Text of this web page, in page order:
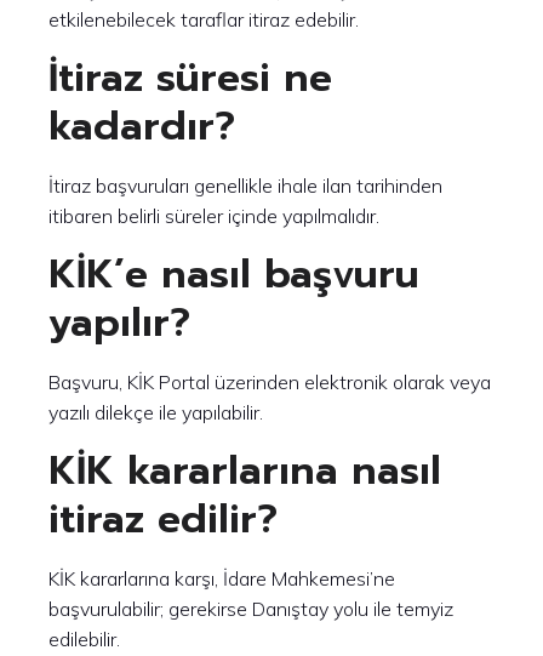
etkilenebilecek taraflar itiraz edebilir.
İtiraz süresi ne
kadardır?
İtiraz başvuruları genellikle ihale ilan tarihinden
itibaren belirli süreler içinde yapılmalıdır.
KİK’e nasıl başvuru
yapılır?
Başvuru, KİK Portal üzerinden elektronik olarak veya
yazılı dilekçe ile yapılabilir.
KİK kararlarına nasıl
itiraz edilir?
KİK kararlarına karşı, İdare Mahkemesi’ne
başvurulabilir; gerekirse Danıştay yolu ile temyiz
edilebilir.